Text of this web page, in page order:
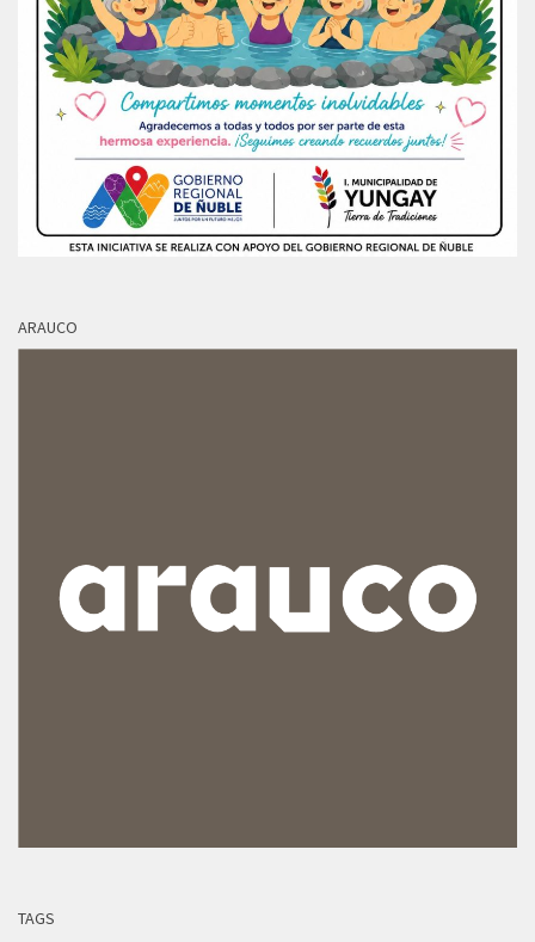
ARAUCO
TAGS